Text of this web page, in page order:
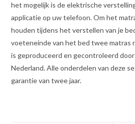
het mogelijk is de elektrische
applicatie op uw telefoon. Om het
houden tijdens het verstellen van je
voeteneinde van het bed twee matras
is geproduceerd en gecontroleerd
Nederland. Alle onderdelen van deze
garantie van twee jaar.